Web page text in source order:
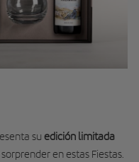
su edición limitada
en estas Fiestas.